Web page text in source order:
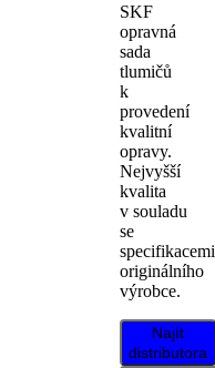
SKF
opravná
sada
tlumičů
k
provedení
kvalitní
opravy.
Nejvyšší
kvalita
v souladu
se
specifikacemi
originálního
výrobce.
Najít
distributora